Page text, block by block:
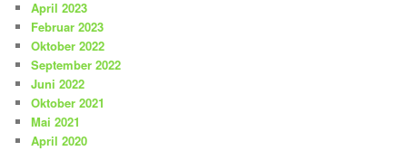
April 2023
Februar 2023
Oktober 2022
September 2022
Juni 2022
Oktober 2021
Mai 2021
April 2020